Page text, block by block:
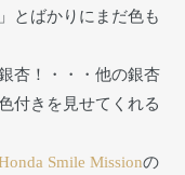
とばかりにまだ色も
杏！・・・他の銀杏
付きを見せてくれる
Smile Missionの